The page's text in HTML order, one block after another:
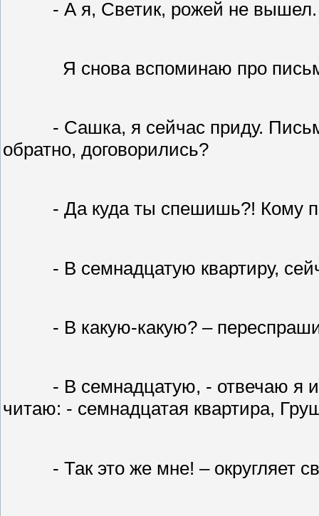
- А я, Светик, рожей не
Я снова вспоминаю про
- Сашка, я сейчас приду.
обратно, договорились?
- Да куда ты спешишь?! Кому
- В семнадцатую квартиру,
- В какую-какую? –
- В семнадцатую, - отвечаю я
читаю: - семнадцатая квартира,
- Так это же мне! – округляет